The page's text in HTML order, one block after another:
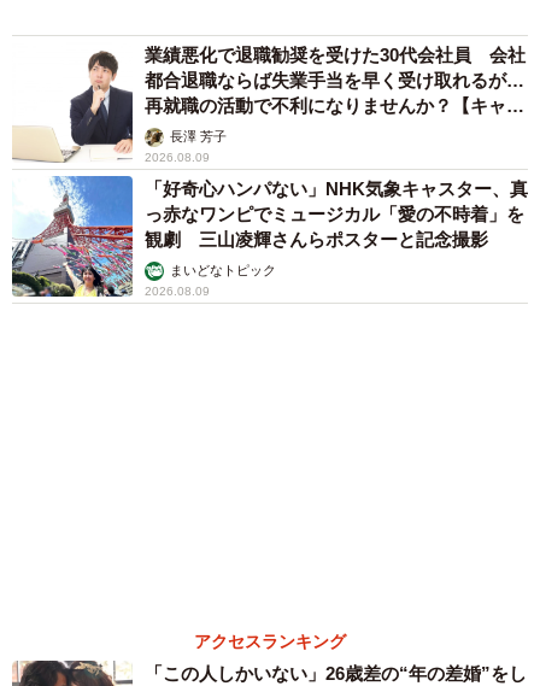
4/4
自分の交際経験人数と「経験ゼロ男性は結婚対象になるか」の関係（出
典：結婚相談所Presia）
なお、「回答者自身の交際経験（これまで真剣にお付き合
いした彼氏の人数）」と「経験ゼロ男性は結婚対象になる
か」をクロス集計したところ、交際経験5人以上の女性では
「結婚対象にならない」とした割合が48.1％となり、1〜2
業績悪化で退職勧奨を受けた30代会社員 会社
都合退職ならば失業手当を早く受け取れるが…
再就職の活動で不利になりませんか？【キャリ
アカウンセラーが解説】
長澤 芳子
2026.08.09
「好奇心ハンパない」NHK気象キャスター、真
っ赤なワンピでミュージカル「愛の不時着」を
観劇 三山凌輝さんらポスターと記念撮影
まいどなトピック
2026.08.09
アクセスランキング
「この人しかいない」26歳差の“年の差婚”をし